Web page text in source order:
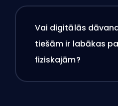
Vai digitālās
tiešām ir labākas
fiziskajām?